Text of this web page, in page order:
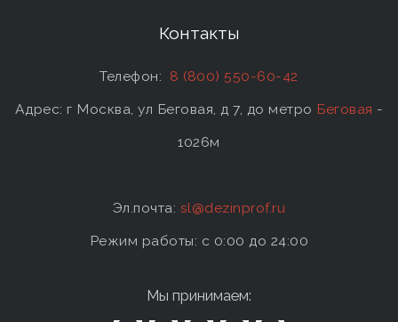
Контакты
Телефон: 8 (800) 550-60-42
Адрес: г Москва, ул Беговая, д 7, до метро Беговая -
1026м
Эл.почта: sl@dezinprof.ru
Режим работы: c 0:00 до 24:00
Мы принимаем: